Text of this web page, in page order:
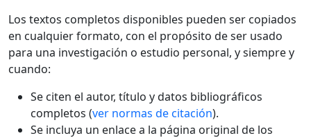
Los textos completos disponibles pueden ser copiados
en cualquier formato, con el propósito de ser usado
para una investigación o estudio personal, y siempre y
cuando:
Se citen el autor, título y datos bibliográficos
completos (ver normas de citación).
Se incluya un enlace a la página original de los